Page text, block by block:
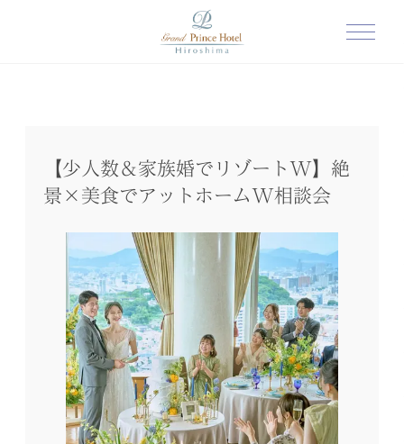
【少人数＆家族婚でリゾートW】絶
景×美食でアットホームW相談会